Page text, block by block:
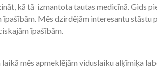
kā tā izmantota tautas medicīnā. Gids
īpašībām. Mēs dzirdējām interesantu stāstu
īpašībām.
laikā mēs apmeklējām viduslaiku alķīmiķa